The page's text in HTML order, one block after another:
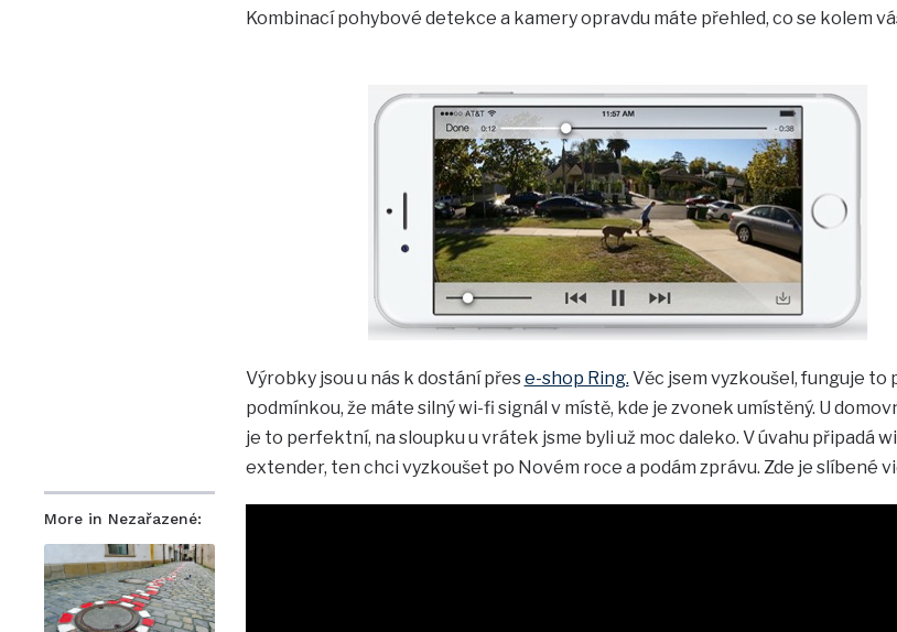
More in Nezařazené:
Kombinací pohybové detekce a kamery opravdu máte přehled, co se kolem
Výrobky jsou u nás k dostání přese-shop Ring. Věc jsem vyzkoušel, funguje to
podmínkou, že máte silný wi-fi signál v místě, kde je zvonek umístěný. U
je to perfektní, na sloupku u vrátek jsme byli už moc daleko. V úvahu připadá
extender, ten chci vyzkoušet po Novém roce a podám zprávu. Zde je slíbené